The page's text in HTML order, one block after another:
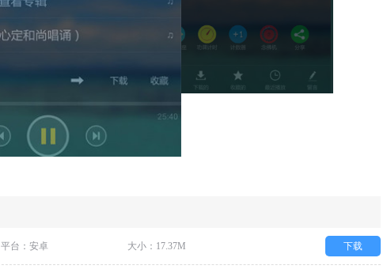
平台：安卓 大小：17.37M 下载